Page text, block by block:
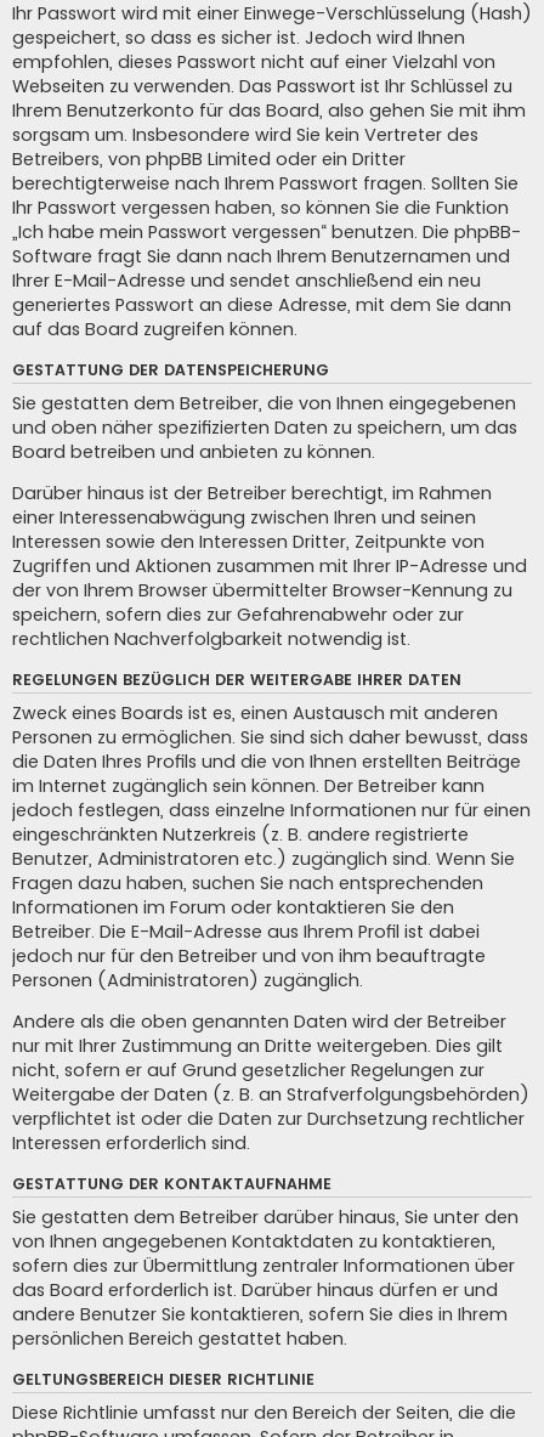
Ihr Passwort wird mit einer Einwege-Verschlüsselung (Hash)
gespeichert, so dass es sicher ist. Jedoch wird Ihnen
empfohlen, dieses Passwort nicht auf einer Vielzahl von
Webseiten zu verwenden. Das Passwort ist Ihr Schlüssel zu
Ihrem Benutzerkonto für das Board, also gehen Sie mit ihm
sorgsam um. Insbesondere wird Sie kein Vertreter des
Betreibers, von phpBB Limited oder ein Dritter
berechtigterweise nach Ihrem Passwort fragen. Sollten Sie
Ihr Passwort vergessen haben, so können Sie die Funktion
„Ich habe mein Passwort vergessen“ benutzen. Die phpBB-
Software fragt Sie dann nach Ihrem Benutzernamen und
Ihrer E-Mail-Adresse und sendet anschließend ein neu
generiertes Passwort an diese Adresse, mit dem Sie dann
auf das Board zugreifen können.
GESTATTUNG DER DATENSPEICHERUNG
Sie gestatten dem Betreiber, die von Ihnen eingegebenen
und oben näher spezifizierten Daten zu speichern, um das
Board betreiben und anbieten zu können.
Darüber hinaus ist der Betreiber berechtigt, im Rahmen
einer Interessenabwägung zwischen Ihren und seinen
Interessen sowie den Interessen Dritter, Zeitpunkte von
Zugriffen und Aktionen zusammen mit Ihrer IP-Adresse und
der von Ihrem Browser übermittelter Browser-Kennung zu
speichern, sofern dies zur Gefahrenabwehr oder zur
rechtlichen Nachverfolgbarkeit notwendig ist.
REGELUNGEN BEZÜGLICH DER WEITERGABE IHRER DATEN
Zweck eines Boards ist es, einen Austausch mit anderen
Personen zu ermöglichen. Sie sind sich daher bewusst, dass
die Daten Ihres Profils und die von Ihnen erstellten Beiträge
im Internet zugänglich sein können. Der Betreiber kann
jedoch festlegen, dass einzelne Informationen nur für einen
eingeschränkten Nutzerkreis (z. B. andere registrierte
Benutzer, Administratoren etc.) zugänglich sind. Wenn Sie
Fragen dazu haben, suchen Sie nach entsprechenden
Informationen im Forum oder kontaktieren Sie den
Betreiber. Die E-Mail-Adresse aus Ihrem Profil ist dabei
jedoch nur für den Betreiber und von ihm beauftragte
Personen (Administratoren) zugänglich.
Andere als die oben genannten Daten wird der Betreiber
nur mit Ihrer Zustimmung an Dritte weitergeben. Dies gilt
nicht, sofern er auf Grund gesetzlicher Regelungen zur
Weitergabe der Daten (z. B. an Strafverfolgungsbehörden)
verpflichtet ist oder die Daten zur Durchsetzung rechtlicher
Interessen erforderlich sind.
GESTATTUNG DER KONTAKTAUFNAHME
Sie gestatten dem Betreiber darüber hinaus, Sie unter den
von Ihnen angegebenen Kontaktdaten zu kontaktieren,
sofern dies zur Übermittlung zentraler Informationen über
das Board erforderlich ist. Darüber hinaus dürfen er und
andere Benutzer Sie kontaktieren, sofern Sie dies in Ihrem
persönlichen Bereich gestattet haben.
GELTUNGSBEREICH DIESER RICHTLINIE
Diese Richtlinie umfasst nur den Bereich der Seiten, die die